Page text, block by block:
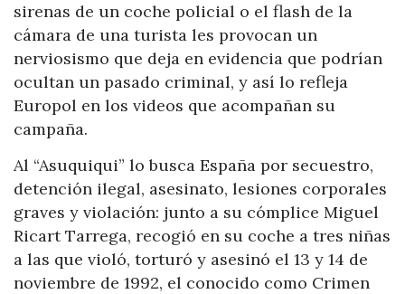
sirenas de un coche policial o el flash de la
cámara de una turista les provocan un
nerviosismo que deja en evidencia que podrían
ocultan un pasado criminal, y así lo refleja
Europol en los videos que acompañan su
campaña.
Al “Asuquiqui” lo busca España por secuestro,
detención ilegal, asesinato, lesiones corporales
graves y violación: junto a su cómplice Miguel
Ricart Tarrega, recogió en su coche a tres niñas
a las que violó, torturó y asesinó el 13 y 14 de
noviembre de 1992, el conocido como Crimen